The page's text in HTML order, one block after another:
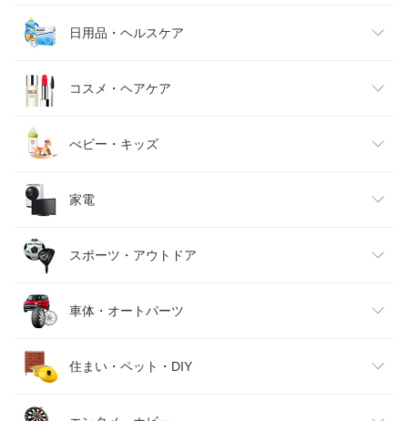
メンズファッション
キッズファッション
ベビーファッション
インナー・下着・ナイトウェア
バッグ・小物・ブランド雑貨
靴
腕時計
食品
スイーツ・お菓子
水・ソフトドリンク
ビール・洋酒
ワイン
日本酒・焼酎
日用品・ヘルスケア
日用品雑貨・文房具・手芸
ダイエット・健康
医薬品・コンタクト・介護
コスメ・ヘアケア
美容・コスメ・香水
べビー・キッズ
キッズ・ベビー・マタニティ
おもちゃ
家電
家電
TV・オーディオ・カメラ
スマートフォン・タブレット
スポーツ・アウトドア
スポーツ・アウトドア
ゴルフ
車体・オートパーツ
車用品・バイク用品
住まい・ペット・DIY